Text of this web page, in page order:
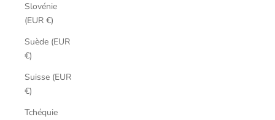
Slovénie
(EUR €)
Suède (EUR
€)
Suisse (EUR
€)
Tchéquie